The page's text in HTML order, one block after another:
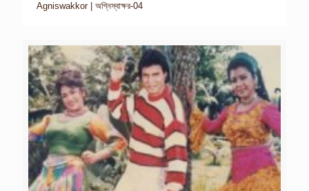
Agniswakkor | অগ্নিস্বাক্ষর-04